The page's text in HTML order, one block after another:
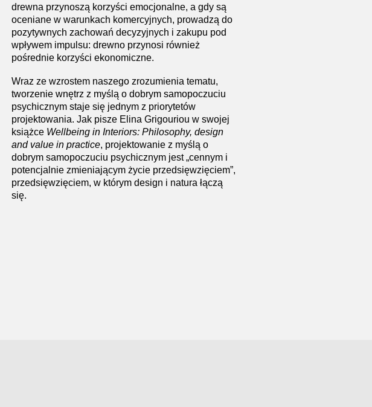
drewna przynoszą korzyści emocjonalne, a gdy są
oceniane w warunkach komercyjnych, prowadzą do
pozytywnych zachowań decyzyjnych i zakupu pod
wpływem impulsu: drewno przynosi również
pośrednie korzyści ekonomiczne.
Wraz ze wzrostem naszego zrozumienia tematu,
tworzenie wnętrz z myślą o dobrym samopoczuciu
psychicznym staje się jednym z priorytetów
projektowania. Jak pisze Elina Grigouriou w swojej
książce Wellbeing in Interiors: Philosophy, design
and value in practice, projektowanie z myślą o
dobrym samopoczuciu psychicznym jest „cennym i
potencjalnie zmieniającym życie przedsięwzięciem”,
przedsięwzięciem, w którym design i natura łączą
się.